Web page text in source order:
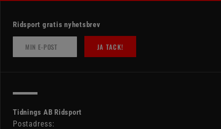
Ridsport gratis nyhetsbrev
JA TACK!
Tidnings AB Ridsport
Postadress: